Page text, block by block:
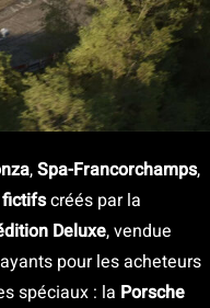
,Spa-Francorchamps,
créés par la
Deluxe, vendue
pour les acheteurs
spéciaux : la Porsche